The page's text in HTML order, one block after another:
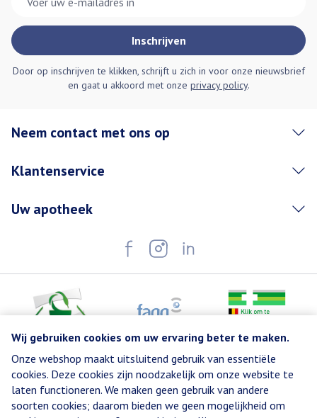
Wij gebruiken cookies om uw ervaring beter te maken.
Onze webshop maakt uitsluitend gebruik van essentiële
cookies. Deze cookies zijn noodzakelijk om onze website te
laten functioneren. We maken geen gebruik van andere
soorten cookies; daarom bieden we geen mogelijkheid om
Inschrijven
Door op inschrijven te klikken, schrijft u zich in voor onze nieuwsbrief
en gaat u akkoord met onze privacy policy.
Neem contact met ons op
Klantenservice
Uw apotheek
Juridische links